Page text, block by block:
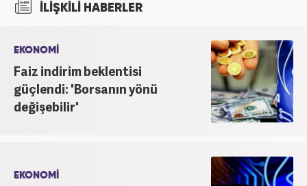
hayatında sunucu, editör, muhabir gibi birçok
'Özel Haberler Muhabiri' olarak devam etmektedir.
İLİŞKİLİ HABERLER
EKONOMİ
Faiz indirim beklentisi
güçlendi: 'Borsanın yönü
değişebilir'
EKONOMİ